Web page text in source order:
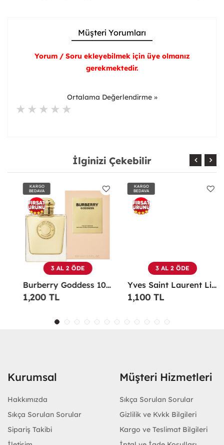
Müşteri Yorumları
Yorum / Soru ekleyebilmek için üye olmanız
gerekmektedir.
Ortalama Değerlendirme »
İlginizi Çekebilir
KARGO
BEDAVA
3 AL 2 ÖDE
Burberry Goddess 100 ML EDP Kadın Parfümü -
1,200 TL
KARGO
BEDAVA
3 AL 2 ÖDE
Yves Saint Laurent Libre EDP 90 Ml Kadın Parfüm - YSLL
1,100 TL
Kurumsal
Hakkımızda
Sıkça Sorulan Sorular
Sipariş Takibi
Müşteri Hizmetleri
Sıkça Sorulan Sorular
Gizlilik ve Kvkk Bilgileri
Kargo ve Teslimat Bilgileri